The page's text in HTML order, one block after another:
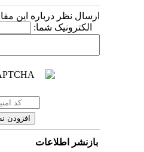
ارسال نظر درباره این
الکترونیک شما:
بازنشر اطلاعات